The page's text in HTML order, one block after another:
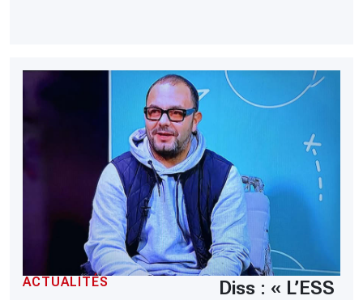
ACTUALITÉS
Diss : « L’ESS